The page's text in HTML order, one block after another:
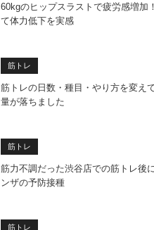
60kgのヒップスラストで疲労感増加
て体力低下を実感
筋トレ
筋トレの日数・種目・やり方を変え
量が落ちました
筋トレ
筋力不調だった渋谷店での筋トレ後
ンザの予防接種
筋トレ